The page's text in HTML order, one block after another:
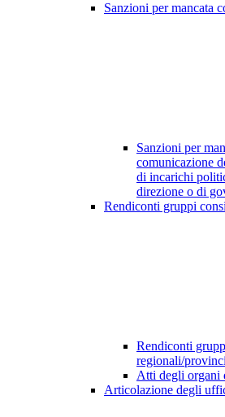
Sanzioni per mancata
Sanzioni per
comunicazione
di incarichi
direzione o di
Rendiconti gruppi
Rendiconti
regionali/
Atti degli organi
Articolazione degli